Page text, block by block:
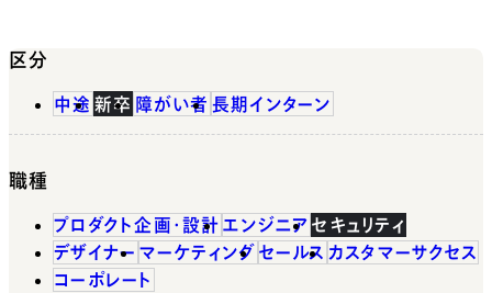
区分
中途 新卒 障がい者 長期インターン
職種
プロダクト企画・設計 エンジニア セキュリティ
デザイナー マーケティング セールス カスタマーサクセス
コーポレート